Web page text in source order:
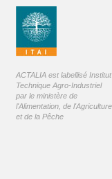
ACTALIA est labellisé Institut
Technique Agro-Industriel
par le ministère de
l'Alimentation, de l'Agriculture
et de la Pêche